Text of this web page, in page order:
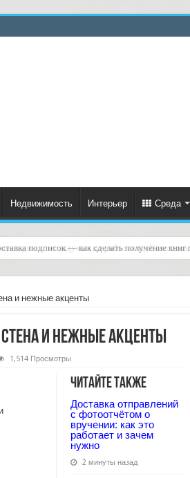
Недвижимость Интерьер Среда
от задумки до работающей системы
и нежные акценты
и нежные акценты
1,514 Просмотры
Читайте также
Доставка отправлений
с фотоотчётом о
вручении: как это
работает и зачем
нужно
2 минуты назад